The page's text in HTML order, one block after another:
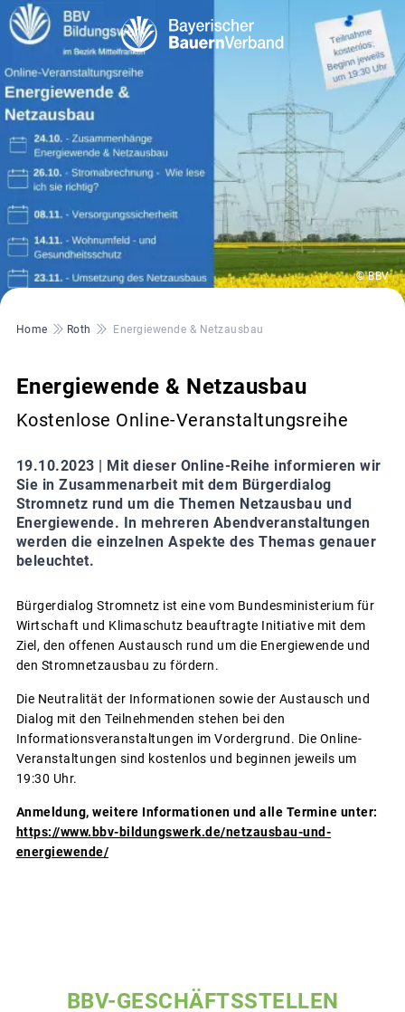
© BBV
Pfadnavigation
Home Roth Energiewende & Netzausbau
Energiewende & Netzausbau
Kostenlose Online-Veranstaltungsreihe
19.10.2023 | Mit dieser Online-Reihe informieren wir
Sie in Zusammenarbeit mit dem Bürgerdialog
Stromnetz rund um die Themen Netzausbau und
Energiewende. In mehreren Abendveranstaltungen
werden die einzelnen Aspekte des Themas genauer
beleuchtet.
Bürgerdialog Stromnetz ist eine vom Bundesministerium für
Wirtschaft und Klimaschutz beauftragte Initiative mit dem
Ziel, den offenen Austausch rund um die Energiewende und
den Stromnetzausbau zu fördern.
Die Neutralität der Informationen sowie der Austausch und
Dialog mit den Teilnehmenden stehen bei den
Informationsveranstaltungen im Vordergrund. Die Online-
Veranstaltungen sind kostenlos und beginnen jeweils um
19:30 Uhr.
Anmeldung, weitere Informationen und alle Termine unter:
https://www.bbv-bildungswerk.de/netzausbau-und-
energiewende/
BBV-GESCHÄFTSSTELLEN